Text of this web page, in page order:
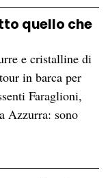
quello che
e cristalline di
in barca per
Faraglioni,
Azzurra: sono